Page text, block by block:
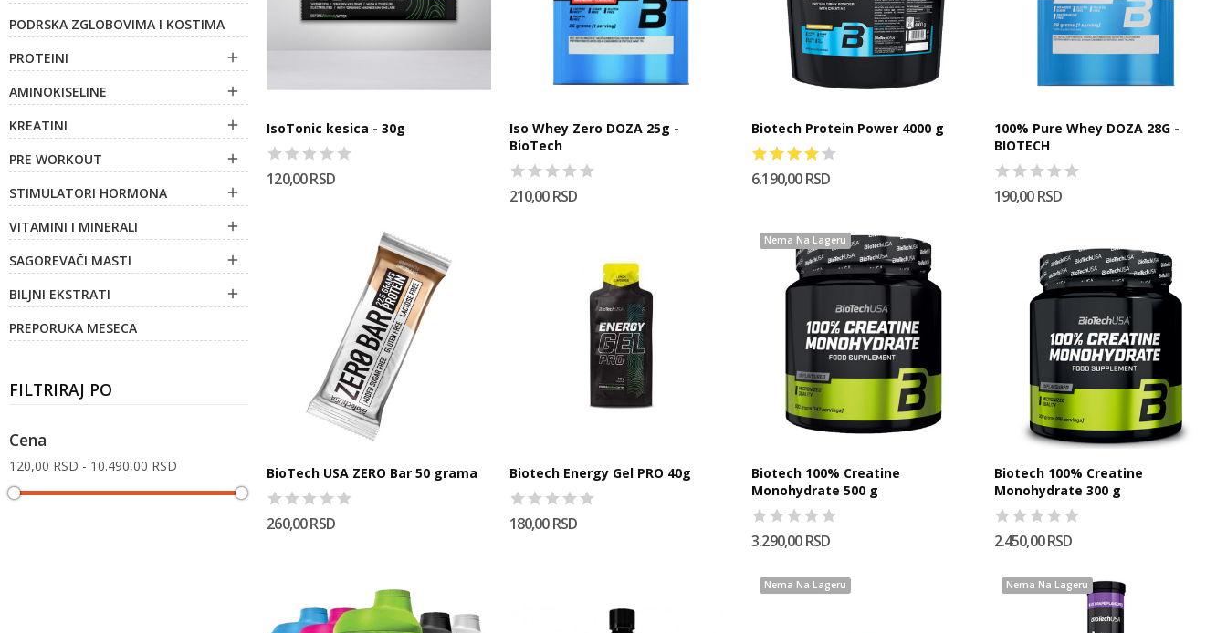
PODRSKA ZGLOBOVIMA I KOSTIMA
PROTEINI

AMINOKISELINE 
KREATINI 
PRE WORKOUT 
STIMULATORI HORMONA 
VITAMINI I MINERALI 
SAGOREVAČI MASTI 
BILJNI EKSTRATI 
PREPORUKA MESECA
FILTRIRAJ PO
Cena
120,00 RSD - 10.490,00 RSD
IsoTonic kesica - 30g
120,00 RSD
Iso Whey Zero DOZA 25g -
BioTech
210,00 RSD
Biotech Protein Power 4000 g
6.190,00 RSD
100% Pure Whey DOZA 28G -
BIOTECH
190,00 RSD
BioTech USA ZERO Bar 50 grama
260,00 RSD
Biotech Energy Gel PRO 40g
180,00 RSD
Nema Na Lageru
Biotech 100% Creatine
Monohydrate 500 g
3.290,00 RSD
Biotech 100% Creatine
Monohydrate 300 g
2.450,00 RSD
Nema Na Lageru Nema Na Lageru